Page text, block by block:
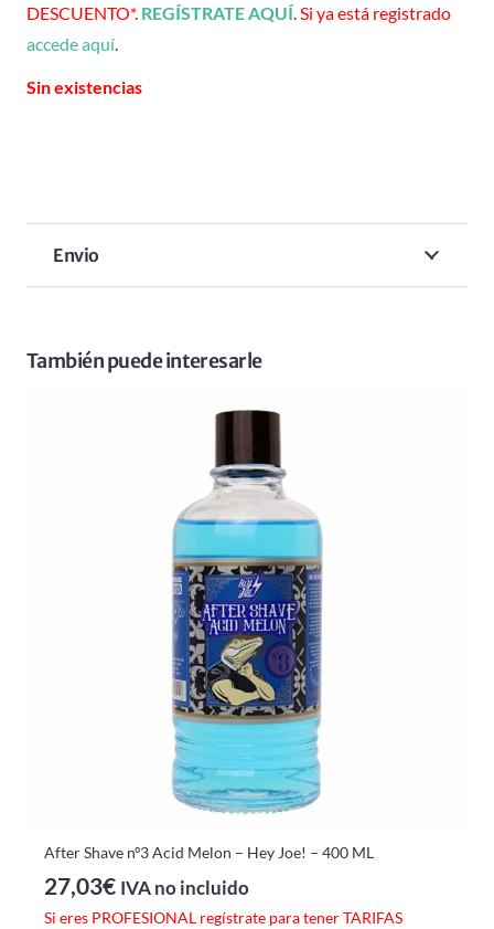
DESCUENTO*. REGÍSTRATE AQUÍ. Si ya está registrado
accede aquí
Sin existencias
Envio
También puede interesarle
After Shave nº3 Acid Melon – Hey Joe! – 400 ML
27,03€ IVA no incluido
Si eres PROFESIONAL regístrate para tener TARIFAS